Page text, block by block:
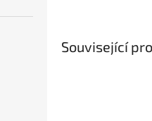
Související